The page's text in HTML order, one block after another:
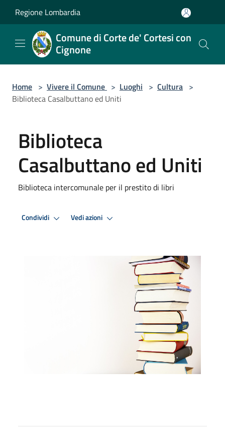
Regione Lombardia
Comune di Corte de' Cortesi con
Cignone
Home > Vivere il Comune > Luoghi > Cultura >
Biblioteca Casalbuttano ed Uniti
Biblioteca
Casalbuttano ed Uniti
Biblioteca intercomunale per il prestito di libri
Condividi Vedi azioni